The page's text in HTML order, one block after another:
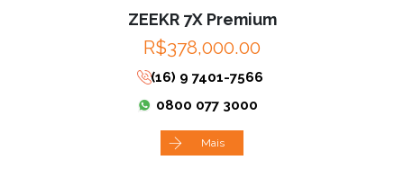
ZEEKR 7X Premium
R$378,000.00
(16) 9 7401-7566
0800 077 3000
Mais